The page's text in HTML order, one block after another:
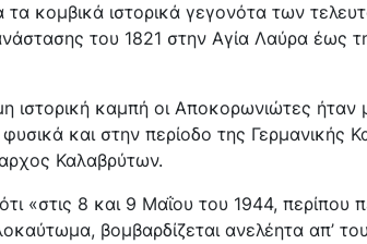
τα κομβικά ιστορικά γεγονότα των
του 1821 στην Αγία Λαύρα έως
ιστορική καμπή οι Αποκορωνιώτες
και στην περίοδο της Γερμανικής
Καλαβρύτων.
«στις 8 και 9 Μαΐου του 1944, περίπου
βομβαρδίζεται ανελέητα απ’